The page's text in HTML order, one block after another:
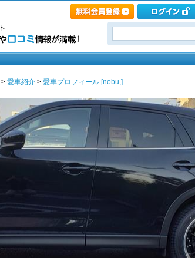
> 愛車紹介 > 愛車プロフィール [nobu,]